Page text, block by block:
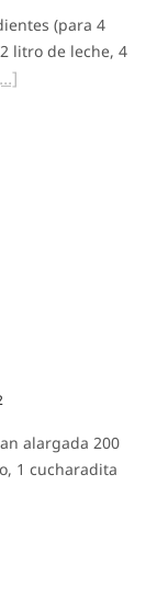
(para 4
litro de leche, 4
alargada 200
1 cucharadita